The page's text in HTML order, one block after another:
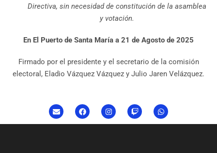
Directiva, sin necesidad de constitución de la asamblea
y votación.
En El Puerto de Santa María a 21 de Agosto de 2025
Firmado por el presidente y el secretario de la comisión
electoral, Eladio Vázquez Vázquez y Julio Jaren Velázquez.